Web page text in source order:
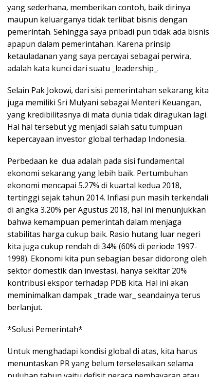
yang sederhana, memberikan contoh, baik dirinya
maupun keluarganya tidak terlibat bisnis dengan
pemerintah. Sehingga saya pribadi pun tidak ada bisnis
apapun dalam pemerintahan. Karena prinsip
ketauladanan yang saya percayai sebagai perwira,
adalah kata kunci dari suatu _leadership_.
Selain Pak Jokowi, dari sisi pemerintahan sekarang kita
juga memiliki Sri Mulyani sebagai Menteri Keuangan,
yang kredibilitasnya di mata dunia tidak diragukan lagi.
Hal hal tersebut yg menjadi salah satu tumpuan
kepercayaan investor global terhadap Indonesia.
Perbedaan ke dua adalah pada sisi fundamental
ekonomi sekarang yang lebih baik. Pertumbuhan
ekonomi mencapai 5.27% di kuartal kedua 2018,
tertinggi sejak tahun 2014. Inflasi pun masih terkendali
di angka 3.20% per Agustus 2018, hal ini menunjukkan
bahwa kemampuan pemerintah dalam menjaga
stabilitas harga cukup baik. Rasio hutang luar negeri
kita juga cukup rendah di 34% (60% di periode 1997-
1998). Ekonomi kita pun sebagian besar didorong oleh
sektor domestik dan investasi, hanya sekitar 20%
kontribusi ekspor terhadap PDB kita. Hal ini akan
meminimalkan dampak _trade war_ seandainya terus
berlanjut.
*Solusi Pemerintah*
Untuk menghadapi kondisi global di atas, kita harus
menuntaskan PR yang belum terselesaikan selama